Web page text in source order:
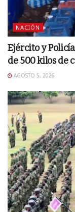
NACIÓN
Ejército y
de 500 kilos de
AGOSTO 5, 2026